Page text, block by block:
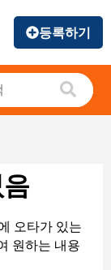
등록하기
오타가 있는
원하는 내용